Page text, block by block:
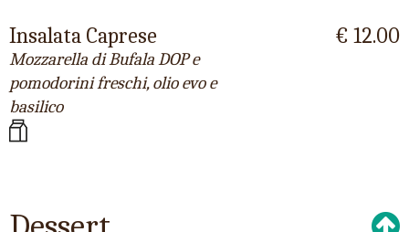
Insalata Caprese
Mozzarella di Bufala DOP e
pomodorini freschi, olio evo e
basilico
€ 12.00